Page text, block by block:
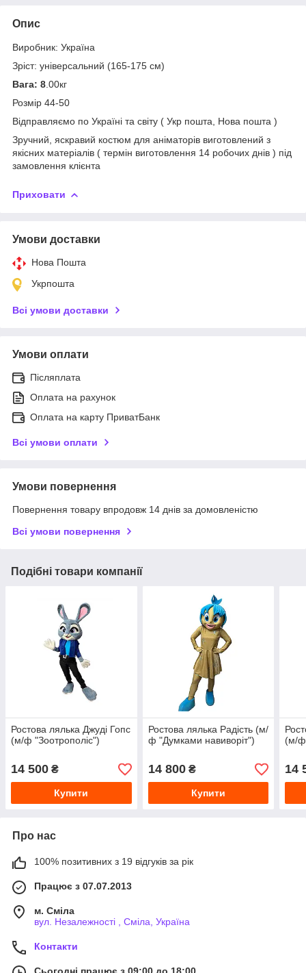
Опис
Виробник: Україна
Зріст: універсальний (165-175 см)
Вага: 8 .00кг
Розмір 44-50
Відправляємо по Україні та світу ( Укр пошта, Нова пошта )
Зручний, яскравий костюм для аніматорів виготовлений з
якісних матеріалів ( термін виготовлення 14 робочих днів ) під
замовлення клієнта
Приховати
Умови доставки
Нова Пошта
Укрпошта
Всі умови доставки
Умови оплати
Післяплата
Оплата на рахунок
Оплата на карту ПриватБанк
Всі умови оплати
Умови повернення
Повернення товару впродовж 14 днів за домовленістю
Всі умови повернення
Подібні товари компанії
Ростова лялька Джуді Гопс
(м/ф "Зоотрополіс")
14 500 ₴
Купити
Ростова лялька Радість (м/
ф "Думками навиворіт")
14 800₴
Купити
(м/ф
14
Про нас
100% позитивних з 19 відгуків за рік
Працює з 07.07.2013
м. Сміла
вул. Незалежності , Сміла, Україна
Контакти